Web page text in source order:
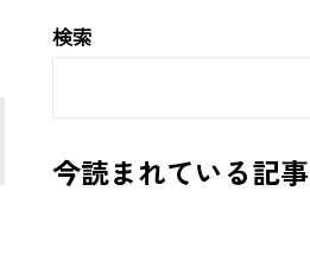
検索
今読まれている記事